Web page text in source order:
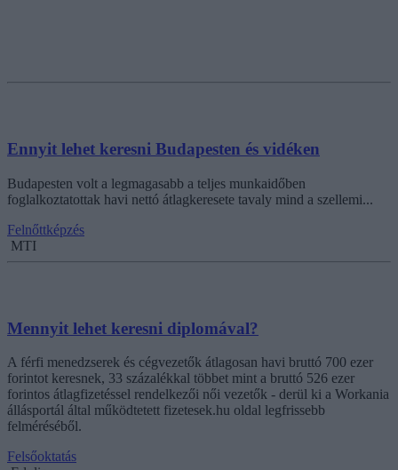
Ennyit lehet keresni Budapesten és vidéken
Budapesten volt a legmagasabb a teljes munkaidőben
foglalkoztatottak havi nettó átlagkeresete tavaly mind a szellemi...
Felnőttképzés
MTI
Mennyit lehet keresni diplomával?
A férfi menedzserek és cégvezetők átlagosan havi bruttó 700 ezer
forintot keresnek, 33 százalékkal többet mint a bruttó 526 ezer
forintos átlagfizetéssel rendelkezői női vezetők - derül ki a Workania
állásportál által működtetett fizetesek.hu oldal legfrissebb
felméréséből.
Felsőoktatás